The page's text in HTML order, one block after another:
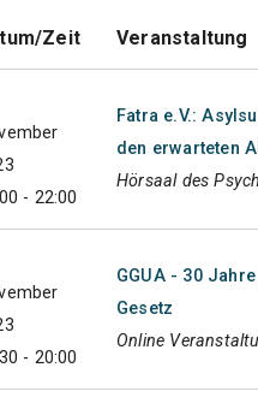
Zeit Veranstaltung
- 22:00
Fatra e.V.:
den erwarteten
Hörsaal des
- 20:00
GGUA - 30
Gesetz
Online